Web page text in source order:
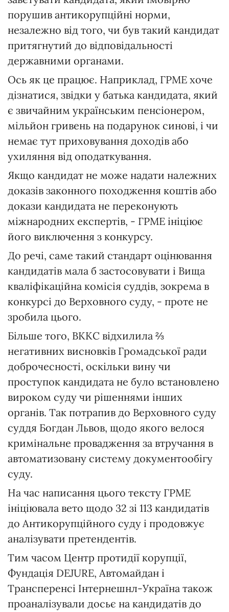
порушив антикорупційні норми,
незалежно від того, чи був такий кандидат
притягнутий до відповідальності
державними органами.
Ось як це працює. Наприклад, ГРМЕ хоче
дізнатися, звідки у батька кандидата, який
є звичайним українським пенсіонером,
мільйон гривень на подарунок синові, і чи
немає тут приховування доходів або
ухиляння від оподаткування.
Якщо кандидат не може надати належних
доказів законного походження коштів або
докази кандидата не переконують
міжнародних експертів, - ГРМЕ ініціює
його виключення з конкурсу.
До речі, саме такий стандарт оцінювання
кандидатів мала б застосовувати і Вища
кваліфікаційна комісія суддів, зокрема в
конкурсі до Верховного суду, - проте не
зробила цього.
Більше того, ВККС відхилила ⅔
негативних висновків Громадської ради
доброчесності, оскільки вину чи
проступок кандидата не було встановлено
вироком суду чи рішеннями інших
органів. Так потрапив до Верховного суду
суддя Богдан Львов, щодо якого велося
кримінальне провадження за втручання в
автоматизовану систему документообігу
суду.
На час написання цього тексту ГРМЕ
ініціювала вето щодо 32 зі 113 кандидатів
до Антикорупційного суду і продовжує
аналізувати претендентів.
Тим часом Центр протидії корупції,
Фундація DEJURE, Автомайдан і
Трансперенсі Інтернешнл-Україна також
проаналізували досьє на кандидатів до